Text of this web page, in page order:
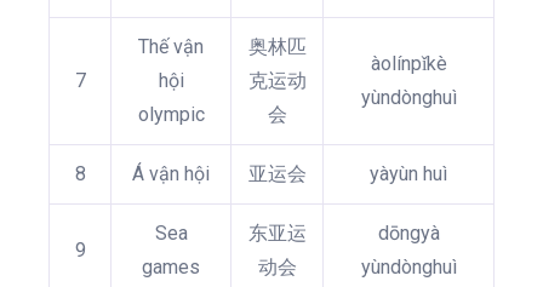
7
Thế vận
hội
olympic
奥林匹
克运动
会
àolínpǐkè
yùndònghuì
8 Á vận hội 亚运会 yàyùn huì
9
Sea
games
东亚运
动会
dōngyà
yùndònghuì